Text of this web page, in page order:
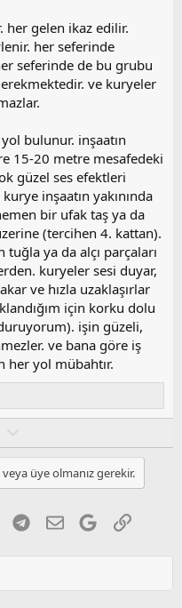
gelen ikaz edilir.
her seferinde
seferinde de bu grubu
ve kuryeler
bulunur. inşaatın
15-20 metre mesafedeki
güzel ses efektleri
inşaatın yakınında
bir ufak taş ya da
(tercihen 4. kattan).
ya da alçı parçaları
kuryeler sesi duyar,
ve hızla uzaklaşırlar
için korku dolu
işin güzeli,
ve bana göre iş
her yol mübahtır.
l
u
m
u
z
o
l
üye olmanız gerekir.
WhatsApp
Telegram
E-postaGoogleLink